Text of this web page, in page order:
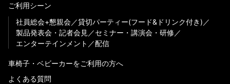
ご利用シーン
社員総会+懇親会
貸切パーティー(フード&ドリンク付き)
製品発表会・記者会見
セミナー・講演会・研修
エンターテインメント
配信
車椅子・ベビーカーをご利用の方へ
よくある質問